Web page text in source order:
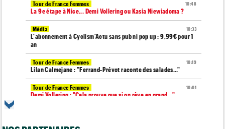
10:48
Tour de France Femmes
La 9e étape à Nice... Demi Vollering ou Kasia Niewiadoma ?
10:33
Média
L'abonnement à Cyclism'Actu sans pub ni pop up : 9,99€ pour 1
an
10:19
Tour de France Femmes
Lilan Calmejane : "Ferrand-Prévot raconte des salades…"
10:01
Tour de France Femmes
Demi Vollering : "Cela prouve que si on rêve en grand..."